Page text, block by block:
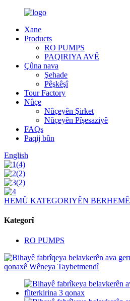
Xane
Products
RO PUMPS
PAQIRIYA AVÊ
Çûna nava
Şehade
Pêşkêşî
Tour Factory
Nûçe
Nûçeyên Şirket
Nûçeyên Pîşesaziyê
FAQs
Paqij bûn
English
HEMÛ KATEGORIYÊN BERHEMÊ
Kategorî
RO PUMPS